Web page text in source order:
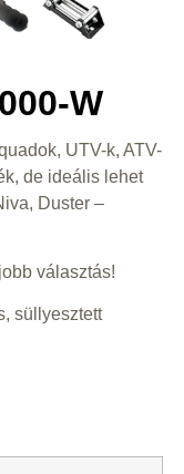
W
UTV-k, ATV-
de ideális lehet
Duster –
választás!
süllyesztett